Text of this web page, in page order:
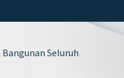
Seluruh